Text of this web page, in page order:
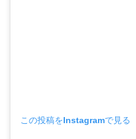
この投稿をInstagramで見る